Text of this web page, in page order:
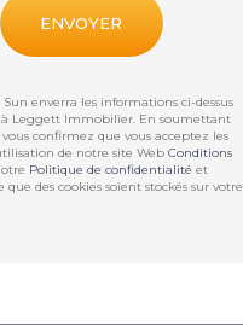
enverra les informations ci-dessus
Leggett Immobilier. En soumettant
confirmez que vous acceptez les
de notre site WebConditions
Politique de confidentialité et
que des cookies soient stockés sur votre